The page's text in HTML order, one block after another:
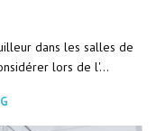
dans les salles de
lors de l'...